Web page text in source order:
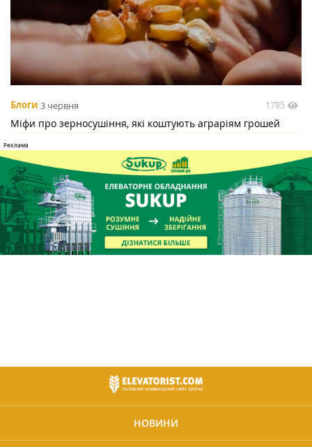
Блоги 3 червня 1785
Міфи про зерносушіння, які коштують аграріям грошей
НОВИНИ